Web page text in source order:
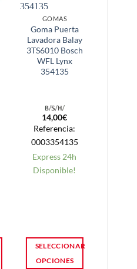
GOMAS
Goma Puerta
Lavadora Balay
3TS6010 Bosch
WFL Lynx
354135
14,00€
Referencia:
0003354135
Express 24h
Disponible!
SELECCIONAR
OPCIONES